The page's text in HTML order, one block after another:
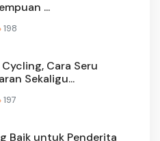
...
198
Cara Seru
Sekaligu...
197
Baik untuk Penderita